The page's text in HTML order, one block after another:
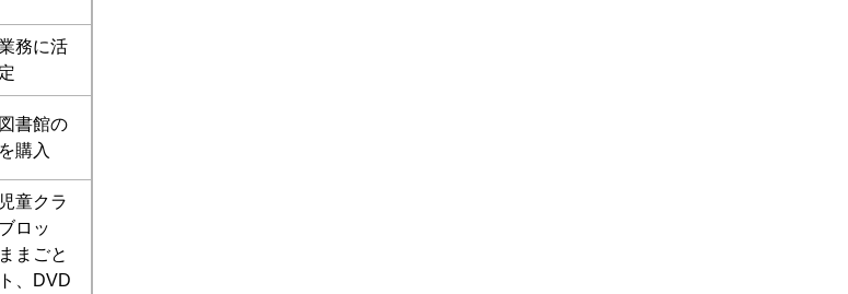
務に活
書館の
購入
童クラ
ロッ
まごと
、DVD